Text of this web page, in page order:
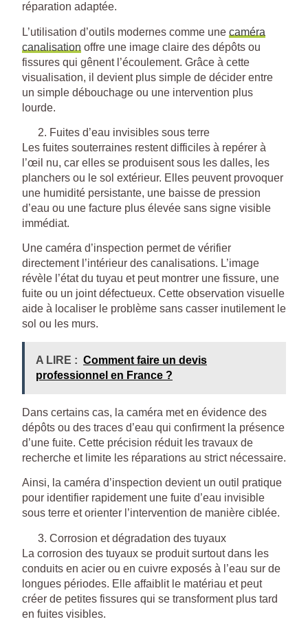
réparation adaptée.
L’utilisation d’outils modernes comme une caméra
canalisation offre une image claire des dépôts ou
fissures qui gênent l’écoulement. Grâce à cette
visualisation, il devient plus simple de décider entre
un simple débouchage ou une intervention plus
lourde.
Fuites d’eau invisibles sous terre
Les fuites souterraines restent difficiles à repérer à
l’œil nu, car elles se produisent sous les dalles, les
planchers ou le sol extérieur. Elles peuvent provoquer
une humidité persistante, une baisse de pression
d’eau ou une facture plus élevée sans signe visible
immédiat.
Une caméra d’inspection permet de vérifier
directement l’intérieur des canalisations. L’image
révèle l’état du tuyau et peut montrer une fissure, une
fuite ou un joint défectueux. Cette observation visuelle
aide à localiser le problème sans casser inutilement le
sol ou les murs.
A LIRE : Comment faire un devis
professionnel en France ?
Dans certains cas, la caméra met en évidence des
dépôts ou des traces d’eau qui confirment la présence
d’une fuite. Cette précision réduit les travaux de
recherche et limite les réparations au strict nécessaire.
Ainsi, la caméra d’inspection devient un outil pratique
pour identifier rapidement une fuite d’eau invisible
sous terre et orienter l’intervention de manière ciblée.
Corrosion et dégradation des tuyaux
La corrosion des tuyaux se produit surtout dans les
conduits en acier ou en cuivre exposés à l’eau sur de
longues périodes. Elle affaiblit le matériau et peut
créer de petites fissures qui se transforment plus tard
en fuites visibles.